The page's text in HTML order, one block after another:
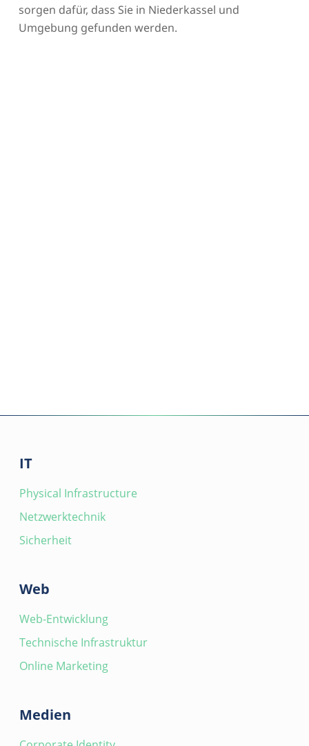
sorgen dafür, dass Sie in Niederkassel und
Umgebung gefunden werden.
IT
Physical Infrastructure
Netzwerktechnik
Sicherheit
Web
Web-Entwicklung
Technische Infrastruktur
Online Marketing
Medien